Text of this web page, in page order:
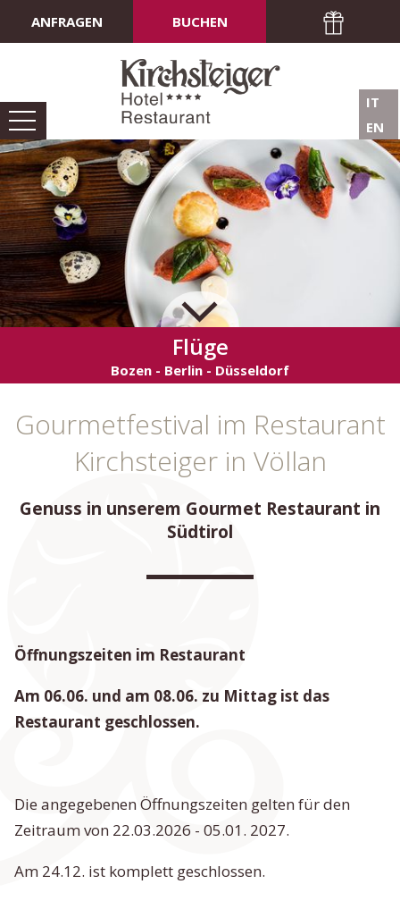
ANFRAGEN BUCHEN
IT
EN
Flüge
Bozen - Berlin - Düsseldorf
Gourmetfestival im Restaurant
Kirchsteiger in Völlan
Genuss in unserem Gourmet Restaurant in
Südtirol
Öffnungszeiten im Restaurant
Am 06.06. und am 08.06. zu Mittag ist das
Restaurant geschlossen.
Die angegebenen Öffnungszeiten gelten für den
Zeitraum von 22.03.2026 - 05.01. 2027.
Am 24.12. ist komplett geschlossen.